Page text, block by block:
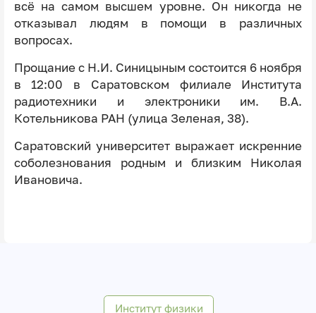
всё на самом высшем уровне. Он никогда не
отказывал людям в помощи в различных
вопросах.
Прощание с Н.И. Синицыным состоится 6 ноября
в 12:00 в Саратовском филиале Института
радиотехники и электроники им. В.А.
Котельникова РАН (улица Зеленая, 38).
Саратовский университет выражает искренние
соболезнования родным и близким Николая
Ивановича.
Институт физики